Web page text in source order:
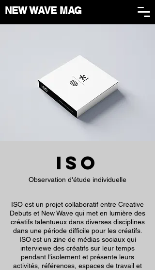
NEW WAVE MAG
ISO
Observation d'étude individuelle
ISO est un projet collaboratif entre Creative
Debuts et New Wave qui met en lumière des
créatifs talentueux dans diverses disciplines
dans une période difficile pour les créatifs.
ISO est un zine de médias sociaux qui
interviewe des créatifs sur leur temps
pendant l'isolement et présente leurs
activités, références, espaces de travail et